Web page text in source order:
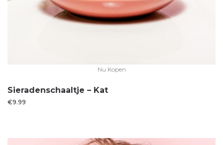
Nu Kopen
Sieradenschaaltje – Kat
€9.99